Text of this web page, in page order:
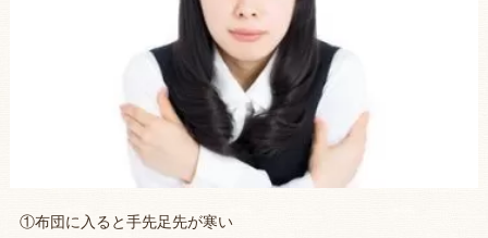
①布団に入ると手先足先が寒い